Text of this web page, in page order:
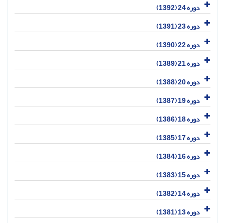
دوره 24 (1392)
دوره 23 (1391)
دوره 22 (1390)
دوره 21 (1389)
دوره 20 (1388)
دوره 19 (1387)
دوره 18 (1386)
دوره 17 (1385)
دوره 16 (1384)
دوره 15 (1383)
دوره 14 (1382)
دوره 13 (1381)